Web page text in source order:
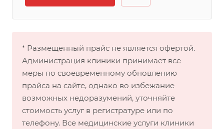
* Размещенный прайс не является офертой.
Администрация клиники принимает все
меры по своевременному обновлению
прайса на сайте, однако во избежание
возможных недоразумений, уточняйте
стоимость услуг в регистратуре или по
телефону. Все медицинские услуги клиники